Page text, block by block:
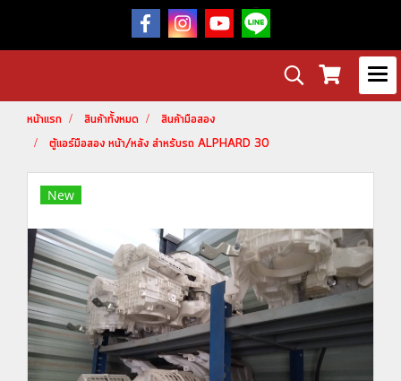
หน้าแรก สินค้าทั้งหมด
สินค้ามือสอง
ตู้แอร์มือสอง หน้า/หลัง สำหรับรถ ALPHARD 30
New